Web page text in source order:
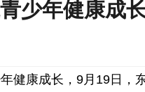
少年健康成
健康成长，9月19日，